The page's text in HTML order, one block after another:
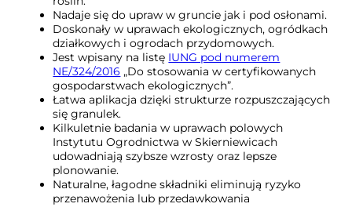
Nadaje się do upraw w gruncie jak i pod osłonami.
Doskonały w uprawach ekologicznych, ogródkach
działkowych i ogrodach przydomowych.
Jest wpisany na listę IUNG pod numerem
NE/324/2016 „Do stosowania w certyfikowanych
gospodarstwach ekologicznych”.
Łatwa aplikacja dzięki strukturze rozpuszczających
się granulek.
Kilkuletnie badania w uprawach polowych
Instytutu Ogrodnictwa w Skierniewicach
udowadniają szybsze wzrosty oraz lepsze
plonowanie.
Naturalne, łagodne składniki eliminują ryzyko
przenawożenia lub przedawkowania